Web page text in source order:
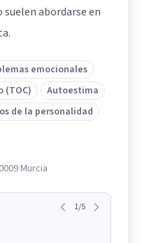
suelen abordarse en
emocionales
(TOC)
Autoestima
de la personalidad
Murcia
1/5